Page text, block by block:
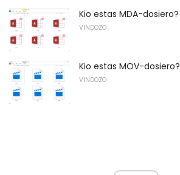
Kio estas MDA-dosiero?
VINDOZO
Kio estas MOV-dosiero?
VINDOZO